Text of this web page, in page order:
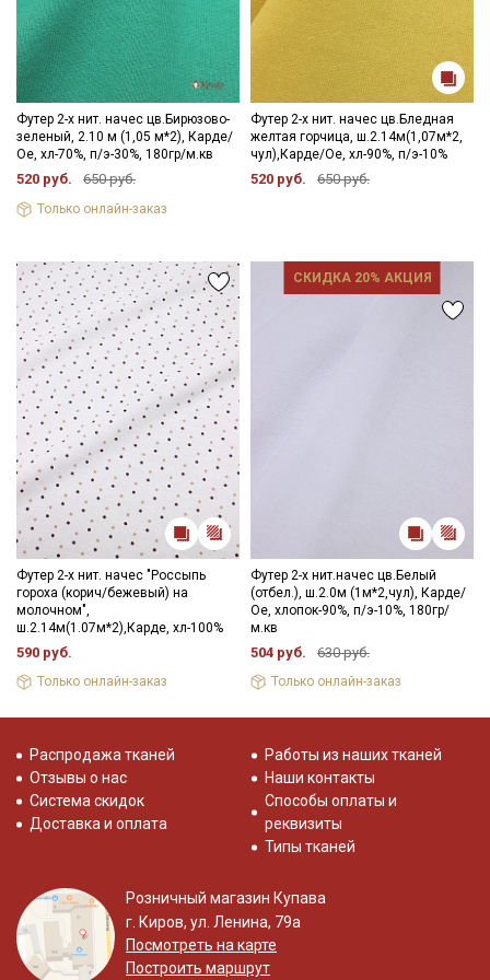
Футер 2-х нит. начес цв.Бирюзово-
зеленый, 2.10 м (1,05 м*2), Карде/
Ое, хл-70%, п/э-30%, 180гр/м.кв
520 руб. 650 руб.
Только онлайн-заказ
Футер 2-х нит. начес цв.Бледная
желтая горчица, ш.2.14м(1,07м*2,
чул),Карде/Ое, хл-90%, п/э-10%
520 руб. 650 руб.
Футер 2-х нит. начес "Россыпь
гороха (корич/бежевый) на
молочном",
ш.2.14м(1.07м*2),Карде, хл-100%
590 руб.
Только онлайн-заказ
СКИДКА 20% АКЦИЯ
Футер 2-х нит.начес цв.Белый
(отбел.), ш.2.0м (1м*2,чул), Карде/
Ое, хлопок-90%, п/э-10%, 180гр/
м.кв
504 руб. 630 руб.
Только онлайн-заказ
Распродажа тканей
Отзывы о нас
Система скидок
Доставка и оплата
Работы из наших тканей
Наши контакты
Способы оплаты и
реквизиты
Типы тканей
Розничный магазин Купава
г. Киров, ул. Ленина, 79а
Посмотреть на карте
Построить маршрут
Подписаться
Ознакомлен(а) с
Политикой обработки персональных
данных
и даю Согласие на обработку персональных
данных
ДаюСогласие на получение рекламных и
информационных рассылок